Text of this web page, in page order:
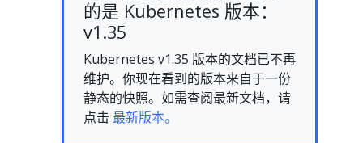
的是 Kubernetes 版本：
v1.35
Kubernetes v1.35 版本的文档已不再
维护。你现在看到的版本来自于一份
静态的快照。如需查阅最新文档，请
点击 最新版本。